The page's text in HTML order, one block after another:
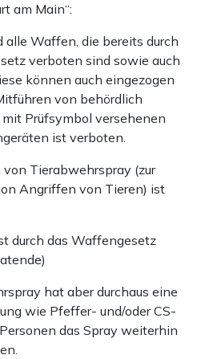
am Main“:
alle Waffen, die bereits durch
verboten sind sowie auch
können auch eingezogen
von behördlich
Prüfsymbol versehenen
ist verboten.
Tierabwehrspray (zur
Angriffen von Tieren) ist
durch das Waffengesetz
hat aber durchaus eine
wie Pfeffer- und/oder CS-
das Spray weiterhin